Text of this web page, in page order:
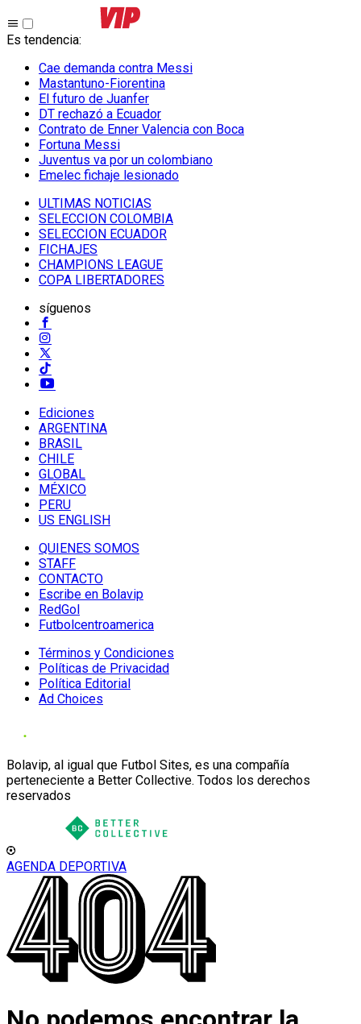
Es tendencia:
Cae demanda contra Messi
Mastantuno-Fiorentina
El futuro de Juanfer
DT rechazó a Ecuador
Contrato de Enner Valencia con Boca
Fortuna Messi
Juventus va por un colombiano
Emelec fichaje lesionado
ULTIMAS NOTICIAS
SELECCION COLOMBIA
SELECCION ECUADOR
FICHAJES
CHAMPIONS LEAGUE
COPA LIBERTADORES
síguenos
Ediciones
ARGENTINA
BRASIL
CHILE
GLOBAL
MÉXICO
PERU
US ENGLISH
QUIENES SOMOS
STAFF
CONTACTO
Escribe en Bolavip
RedGol
Futbolcentroamerica
Términos y Condiciones
Políticas de Privacidad
Política Editorial
Ad Choices
Bolavip, al igual que Futbol Sites, es una compañía
perteneciente a Better Collective. Todos los derechos
reservados
AGENDA DEPORTIVA